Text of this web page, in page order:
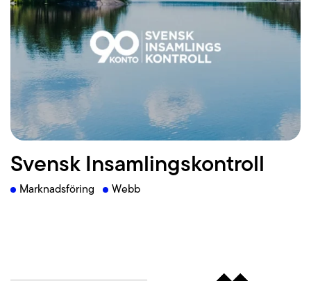
Svensk Insamlingskontroll
Marknadsföring Webb